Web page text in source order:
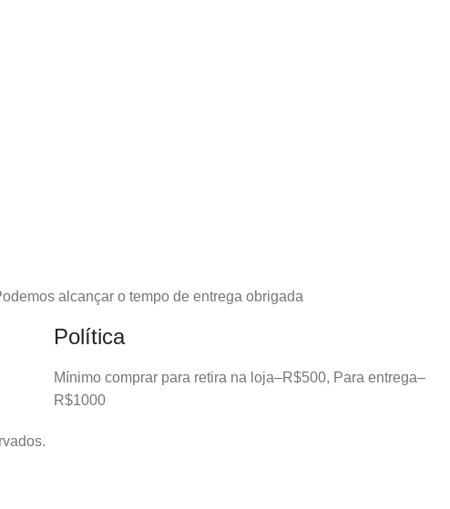
alcançar o tempo de entrega obrigada
Política
Mínimo comprar para retira na loja–R$500, Para entrega–
R$1000